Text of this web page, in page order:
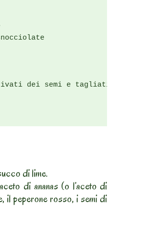
dei semi e tagliati a cubetti
di lime.
di ananas (o l’aceto di
il peperone rosso, i semi di